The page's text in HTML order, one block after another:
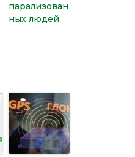
парализован
ных людей